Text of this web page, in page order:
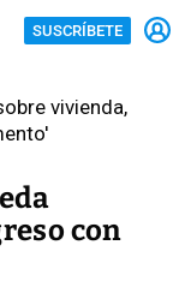
SUSCRÍBETE
vivienda,
con